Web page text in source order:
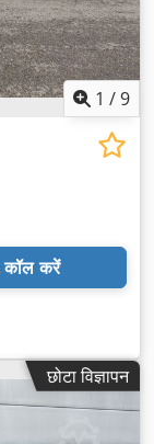
1 /9
कॉल करें
छोटा विज्ञापन